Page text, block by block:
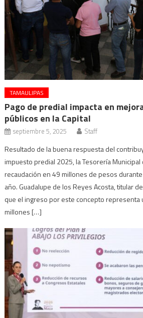
TAMAULIPAS
Pago de predial impacta en
públicos en la Capital
septiembre 5, 2025 Staff
Resultado de la buena respuesta del
impuesto predial 2025, la Tesorería
recaudación en 49 millones de pesos
año. Guadalupe de los Reyes Acosta, titular
que el ingreso por este concepto representa
millones […]